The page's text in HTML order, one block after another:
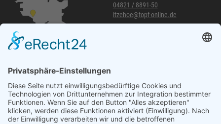
04821 / 8891-50
itzehoe@topf-online.de
040 / 21 04 04 04-04
glinde@topf-online.de
Öffnungszeiten und mehr